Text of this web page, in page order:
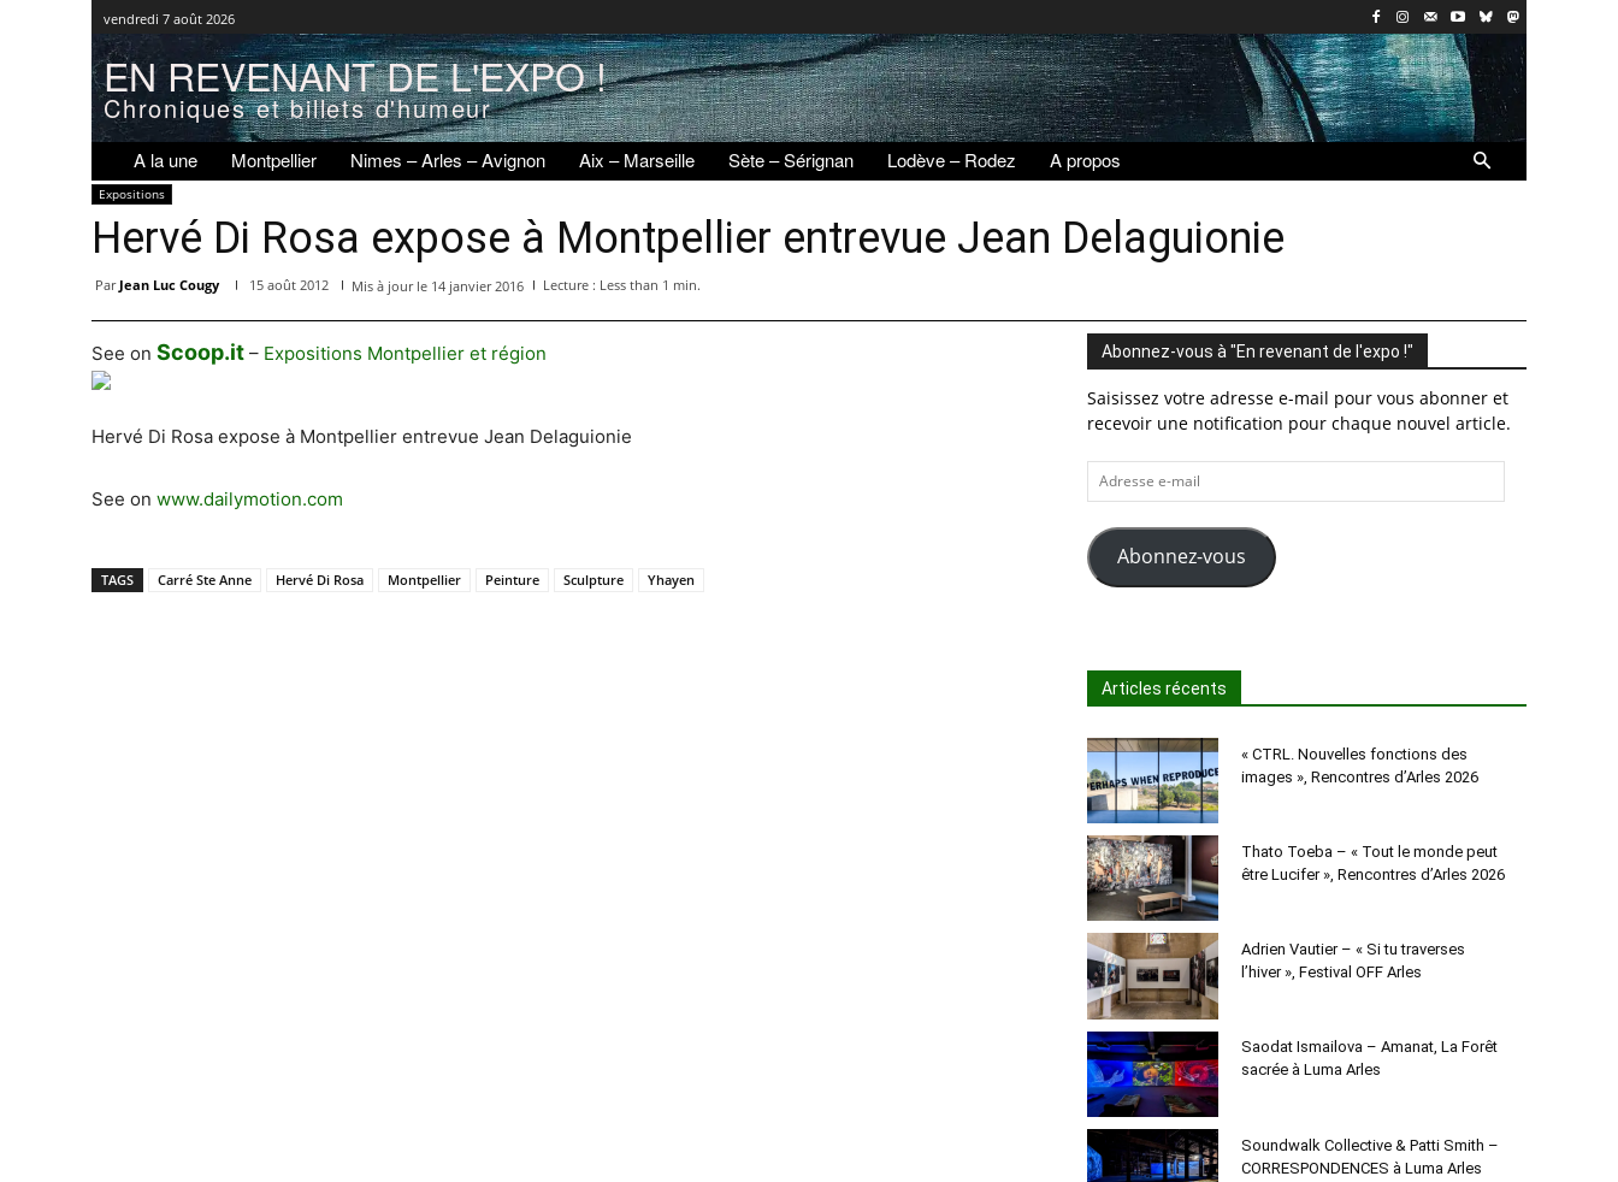
vendredi 7 août 2026
EN REVENANT DE L'EXPO !
Chroniques et billets d'humeur
A la une Montpellier Nimes – Arles – Avignon Aix – Marseille Sète – Sérignan Lodève – Rodez A propos
Expositions
Hervé Di Rosa expose à Montpellier entrevue Jean Delaguionie
Par Jean Luc Cougy 15 août 2012 Mis à jour le 14 janvier 2016 Lecture : Less than 1 min.
See on Scoop.it – Expositions Montpellier et région
Hervé Di Rosa expose à Montpellier entrevue Jean Delaguionie
See on www.dailymotion.com
TAGS Carré Ste Anne Hervé Di Rosa Montpellier Peinture Sculpture Yhayen
Abonnez-vous à "En revenant de l'expo !"
Saisissez votre adresse e-mail pour vous abonner et
recevoir une notification pour chaque nouvel article.
Adresse
e-
mail
Abonnez-vous
Articles récents
« CTRL. Nouvelles fonctions des
images », Rencontres d’Arles 2026
Thato Toeba – « Tout le monde peut
être Lucifer », Rencontres d’Arles 2026
Adrien Vautier – « Si tu traverses
l’hiver », Festival OFF Arles
Saodat Ismailova – Amanat, La Forêt
sacrée à Luma Arles
Soundwalk Collective & Patti Smith –
CORRESPONDENCES à Luma Arles